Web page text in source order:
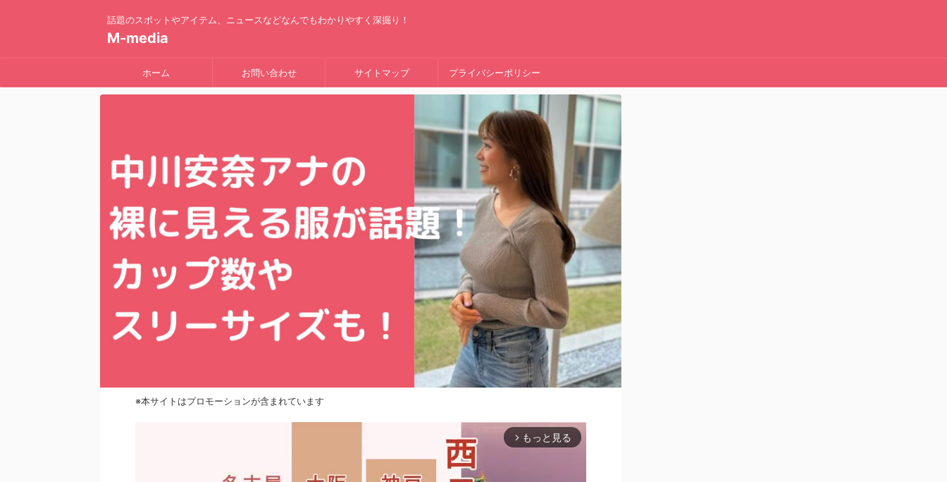
話題のスポットやアイテム、ニュースなどなんでもわかりやすく深掘り！
M-media
ホーム お問い合わせ サイトマップ プライバシーポリシー
※本サイトはプロモーションが含まれています
arrow_forward_ios もっと見る